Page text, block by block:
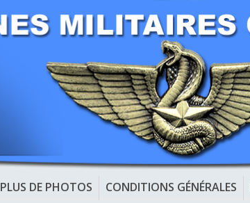
PLUS DE PHOTOS CONDITIONS GÉNÉRALES